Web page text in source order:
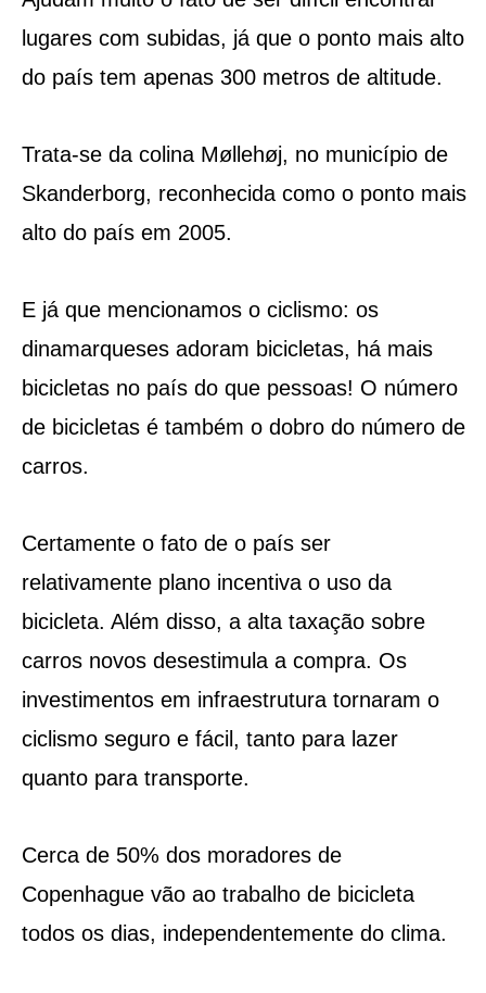
lugares com subidas, já que o ponto mais alto
do país tem apenas 300 metros de altitude.
Trata-se da colina Møllehøj, no município de
Skanderborg, reconhecida como o ponto mais
alto do país em 2005.
E já que mencionamos o ciclismo: os
dinamarqueses adoram bicicletas, há mais
bicicletas no país do que pessoas! O número
de bicicletas é também o dobro do número de
carros.
Certamente o fato de o país ser
relativamente plano incentiva o uso da
bicicleta. Além disso, a alta taxação sobre
carros novos desestimula a compra. Os
investimentos em infraestrutura tornaram o
ciclismo seguro e fácil, tanto para lazer
quanto para transporte.
Cerca de 50% dos moradores de
Copenhague vão ao trabalho de bicicleta
todos os dias, independentemente do clima.